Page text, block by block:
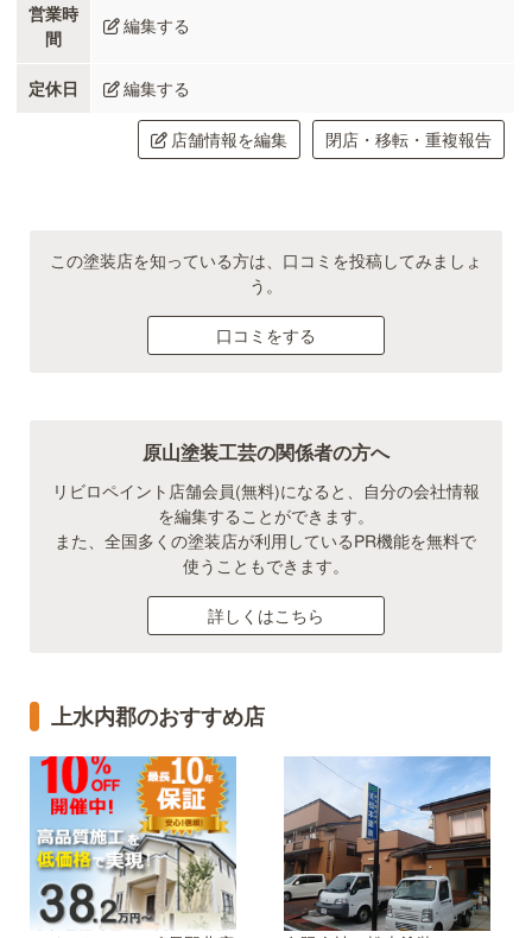
営業時
間
編集する
定休日 編集する
店舗情報を編集 閉店・移転・重複報告
この塗装店を知っている方は、口コミを投稿してみましょ
う。
口コミをする
原山塗装工芸の関係者の方へ
リビロペイント店舗会員(無料)になると、自分の会社情報
を編集することができます。
また、全国多くの塗装店が利用しているPR機能を無料で
使うこともできます。
詳しくはこちら
上水内郡のおすすめ店